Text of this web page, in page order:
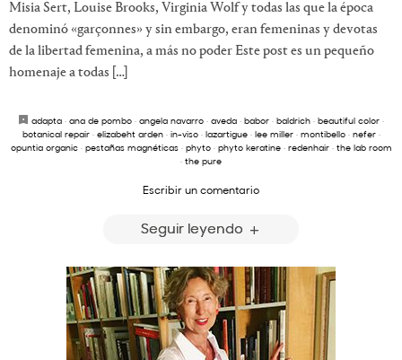
Misia Sert, Louise Brooks, Virginia Wolf y todas las que la época
denominó «garçonnes» y sin embargo, eran femeninas y devotas
de la libertad femenina, a más no poder Este post es un pequeño
homenaje a todas […]
adapta · ana de pombo · angela navarro · aveda · babor · baldrich · beautiful color ·
botanical repair· elizabeht arden· in-viso· lazartigue· lee miller· montibello· nefer·
opuntia organic· pestañas magnéticas· phyto· phyto keratine· redenhair· the lab room
· the pure
Escribir un comentario
Seguir leyendo